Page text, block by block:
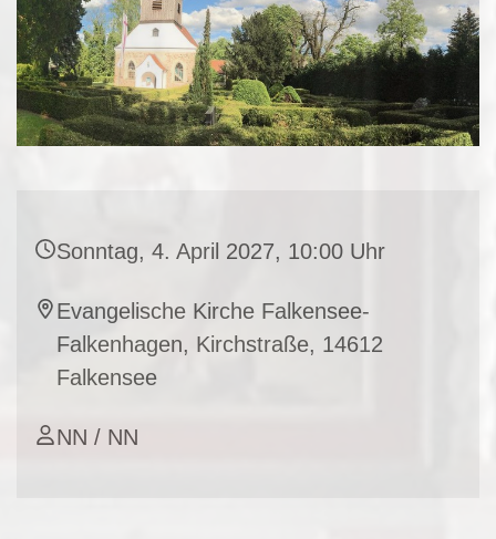
Sonntag, 4. April 2027, 10:00 Uhr
Evangelische Kirche Falkensee-
Falkenhagen, Kirchstraße, 14612
Falkensee
NN / NN